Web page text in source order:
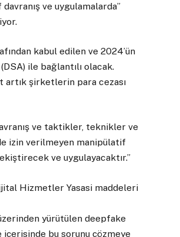
ve uygulamalarda”
kabul edilen ve 2024’ün
(DSA) ile bağlantılı olacak.
artık şirketlerin para cezası
ve taktikler, teknikler ve
izin verilmeyen manipülatif
ve uygulayacaktır.”
yürütülen deepfake
içerisinde bu sorunu çözmeye